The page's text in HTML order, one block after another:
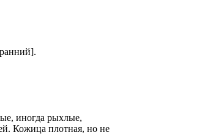
иногда рыхлые,
Кожица плотная, но не